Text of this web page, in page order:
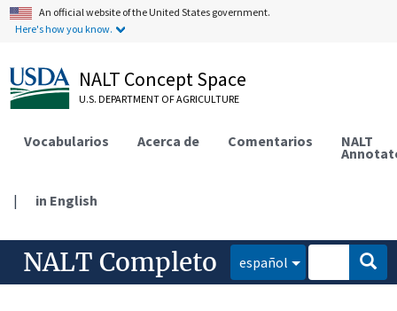
An official website of the United States government.
Here's how you know.
NALT Concept Space
U.S. DEPARTMENT OF AGRICULTURE
Vocabularios Acerca de Comentarios NALT
| in English
NALT Completo español